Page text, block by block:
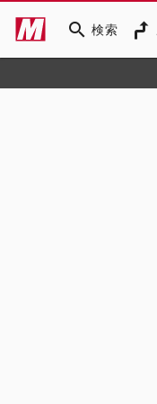
search 検索